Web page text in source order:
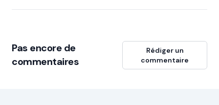
Pas encore de
commentaires
Rédiger un
commentaire